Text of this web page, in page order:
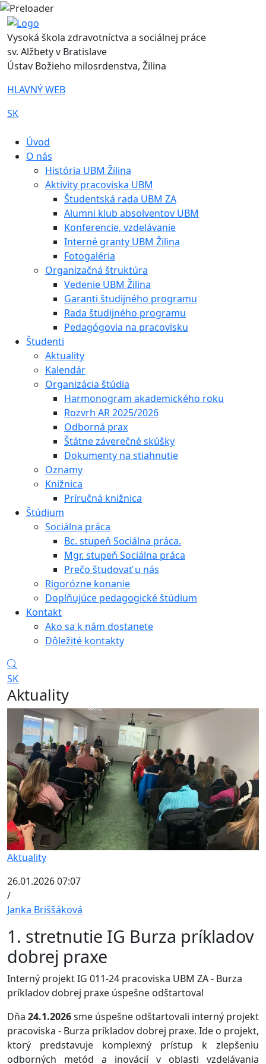
Vysoká škola zdravotníctva a sociálnej práce
sv. Alžbety v Bratislave
Ústav Božieho milosrdenstva, Žilina
HLAVNÝ WEB
SK
Úvod
O nás
História UBM Žilina
Aktivity pracoviska UBM
Študentská rada UBM ZA
Alumni klub absolventov UBM
Konferencie, vzdelávanie
Interné granty UBM Žilina
Fotogaléria
Organizačná štruktúra
Vedenie UBM Žilina
Garanti študijného programu
Rada študijného programu
Pedagógovia na pracovisku
Študenti
Aktuality
Kalendár
Organizácia štúdia
Harmonogram akademického roku
Rozvrh AR 2025/2026
Odborná prax
Štátne záverečné skúšky
Dokumenty na stiahnutie
Oznamy
Knižnica
Príručná knižnica
Štúdium
Sociálna práca
Bc. stupeň Sociálna práca.
Mgr. stupeň Sociálna práca
Prečo študovať u nás
Rigorózne konanie
Doplňujúce pedagogické štúdium
Kontakt
Ako sa k nám dostanete
Dôležité kontakty
SK
Aktuality
Aktuality
26.01.2026 07:07
/
Janka Briššáková
1. stretnutie IG Burza príkladov
dobrej praxe
Interný projekt IG 011-24 pracoviska UBM ZA - Burza
príkladov dobrej praxe úspešne odštartoval
Dňa 24.1.2026sme úspešne odštartovali interný projekt
pracoviska - Burza príkladov dobrej praxe. Ide o projekt,
ktorý predstavuje komplexný prístup k zlepšeniu
odborných metód a inovácií v oblasti vzdelávania